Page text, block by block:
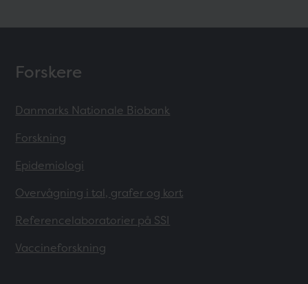
Forskere
Danmarks Nationale Biobank
Forskning
Epidemiologi
Overvågning i tal, grafer og kort
Referencelaboratorier på SSI
Vaccineforskning